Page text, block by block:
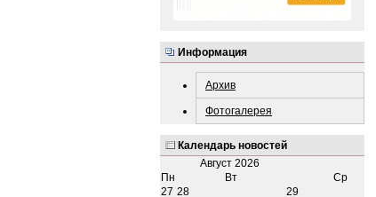
Информация
Архив
Фотогалерея
Календарь новостей
Август 2026
Пн
Вт
Ср
27 28
29